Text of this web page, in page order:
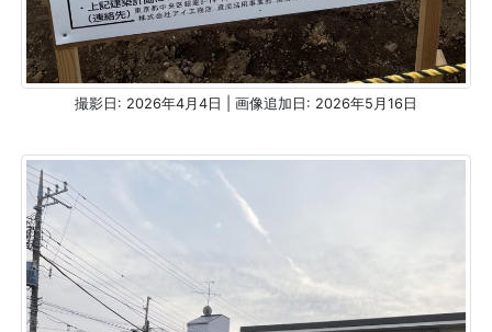
撮影日: 2026年4月4日 | 画像追加日: 2026年5月16日